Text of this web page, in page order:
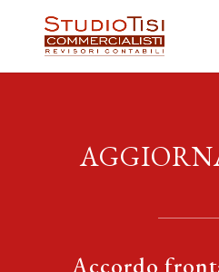
Accordo